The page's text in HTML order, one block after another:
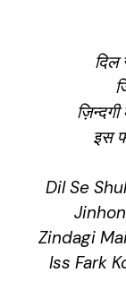
दिल
इस
Dil Se
Zindagi
Iss Fark